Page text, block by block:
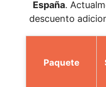
España.
descuento
Paquete